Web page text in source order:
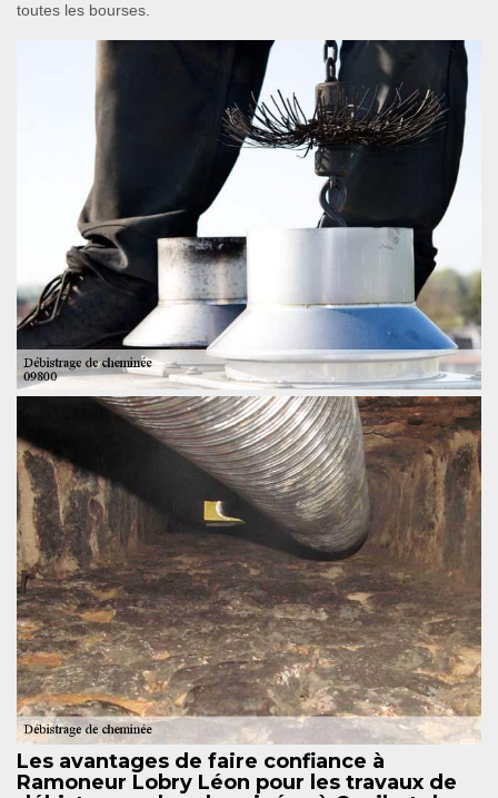
toutes les bourses.
Les avantages de faire confiance à
Ramoneur Lobry Léon pour les travaux de